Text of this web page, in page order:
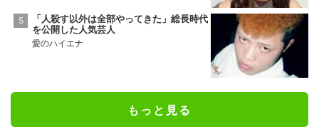
「人殺す以外は全部やってきた」総長時代
を公開した人気芸人
愛のハイエナ
もっと見る